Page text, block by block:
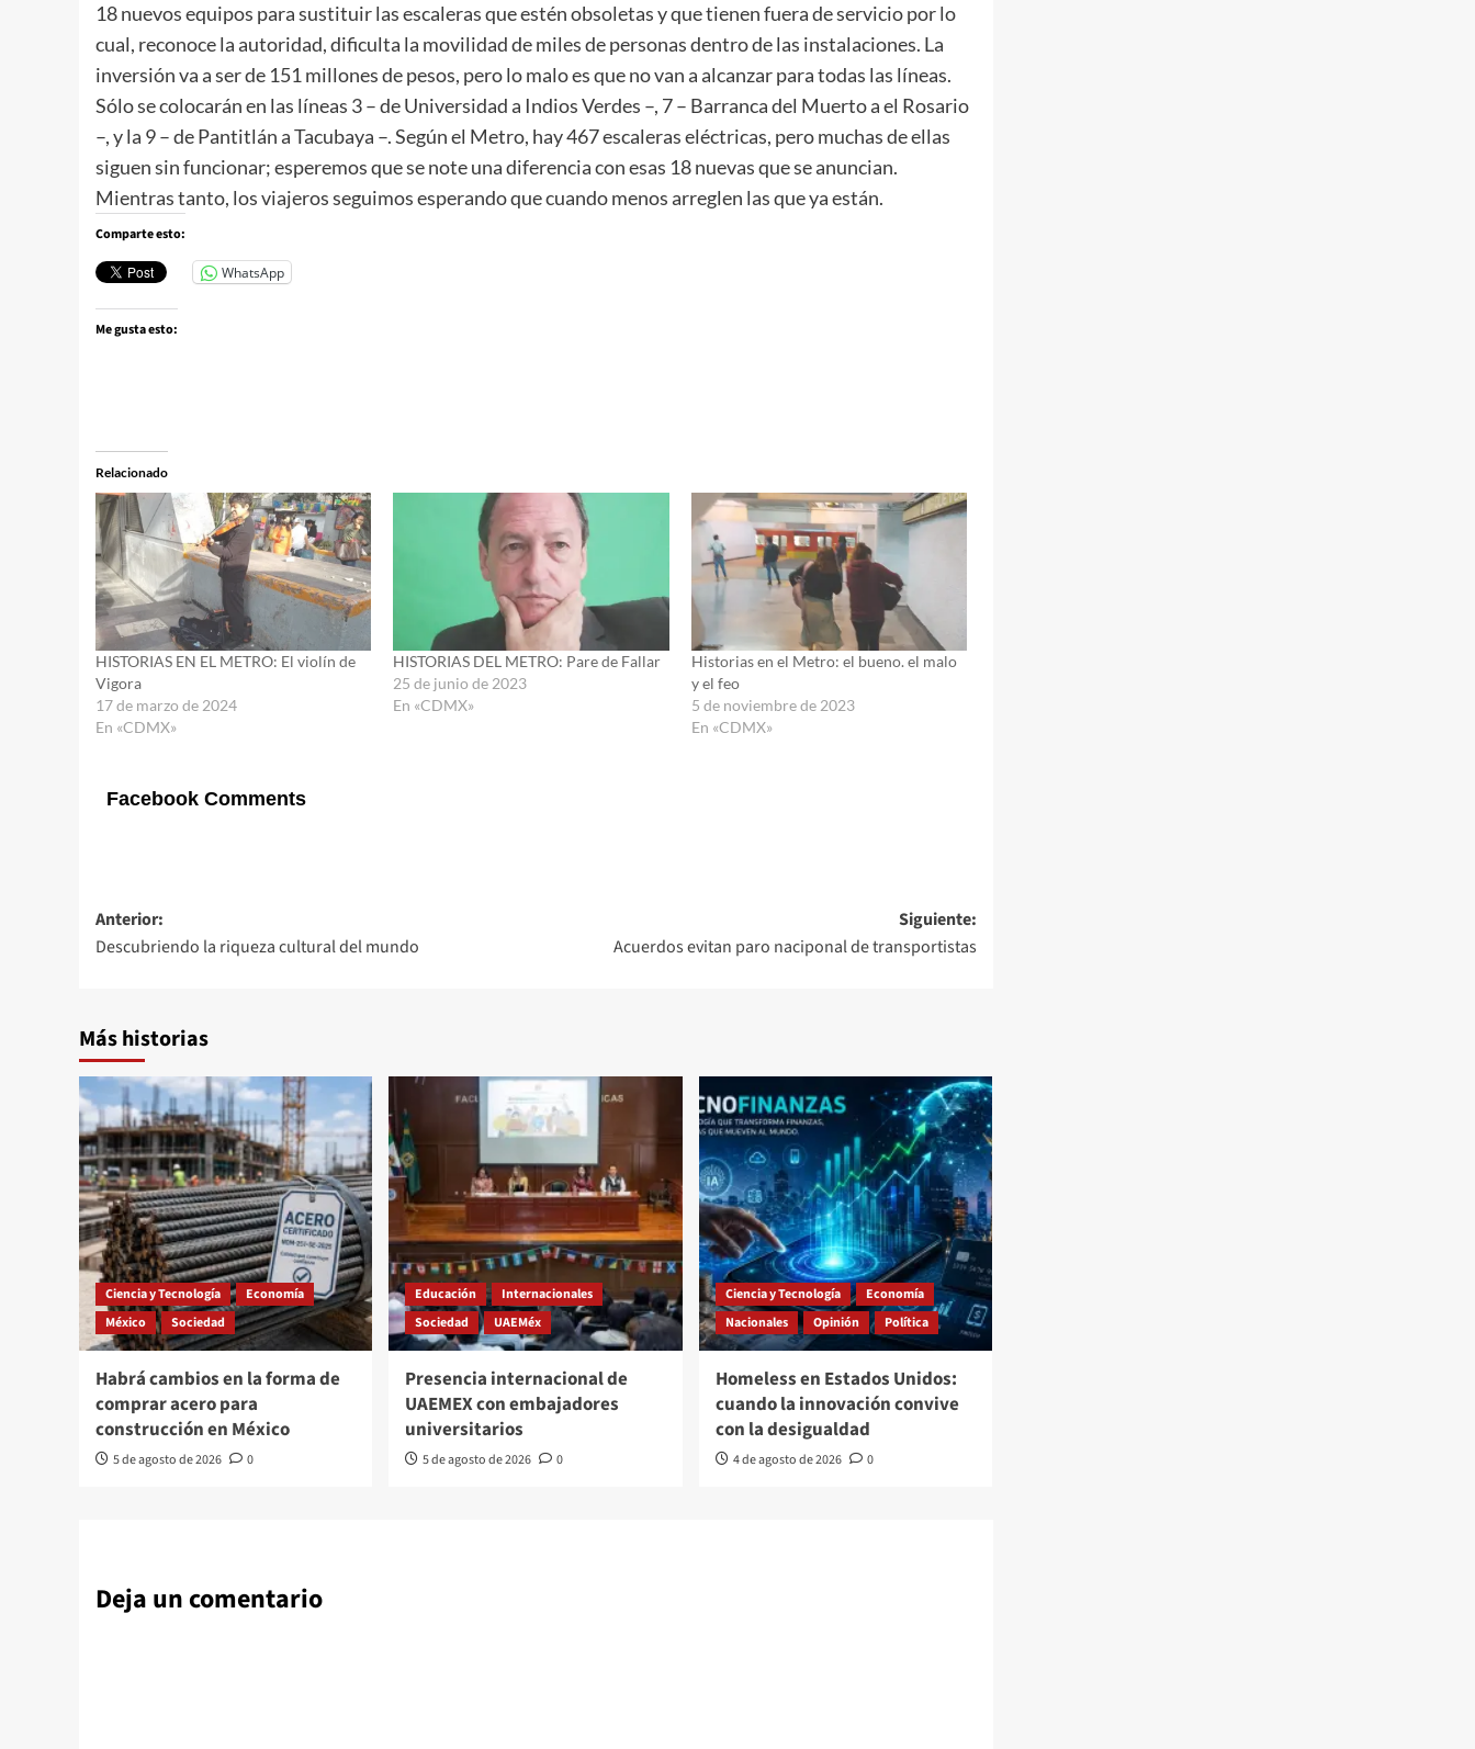
18 nuevos equipos para sustituir las escaleras que estén obsoletas y que tienen fuera de servicio por lo
cual, reconoce la autoridad, dificulta la movilidad de miles de personas dentro de las instalaciones. La
inversión va a ser de 151 millones de pesos, pero lo malo es que no van a alcanzar para todas las líneas.
Sólo se colocarán en las líneas 3 – de Universidad a Indios Verdes –, 7 – Barranca del Muerto a el Rosario
–, y la 9 – de Pantitlán a Tacubaya –. Según el Metro, hay 467 escaleras eléctricas, pero muchas de ellas
siguen sin funcionar; esperemos que se note una diferencia con esas 18 nuevas que se anuncian.
Mientras tanto, los viajeros seguimos esperando que cuando menos arreglen las que ya están.
Comparte esto:
WhatsApp
Me gusta esto:
Relacionado
HISTORIAS EN EL METRO: El violín de
Vigora
17 de marzo de 2024
En «CDMX»
HISTORIAS DEL METRO: Pare de Fallar
25 de junio de 2023
En «CDMX»
Historias en el Metro: el bueno. el malo
y el feo
5 de noviembre de 2023
En «CDMX»
Facebook Comments
Navegación
de
Anterior:
Descubriendo la riqueza cultural del mundo
Siguiente:
Acuerdos evitan paro naciponal de transportistas
Más historias
Ciencia y Tecnología
Economía
México
Sociedad
Habrá cambios en la forma de
comprar acero para
construcción en México
5 de agosto de 2026 0
Educación
Internacionales
Sociedad
UAEMéx
Presencia internacional de
UAEMEX con embajadores
universitarios
5 de agosto de 2026 0
Ciencia y Tecnología
Economía
Nacionales
Opinión Política
Homeless en Estados Unidos:
cuando la innovación convive
con la desigualdad
4 de agosto de 2026 0
Deja un comentario